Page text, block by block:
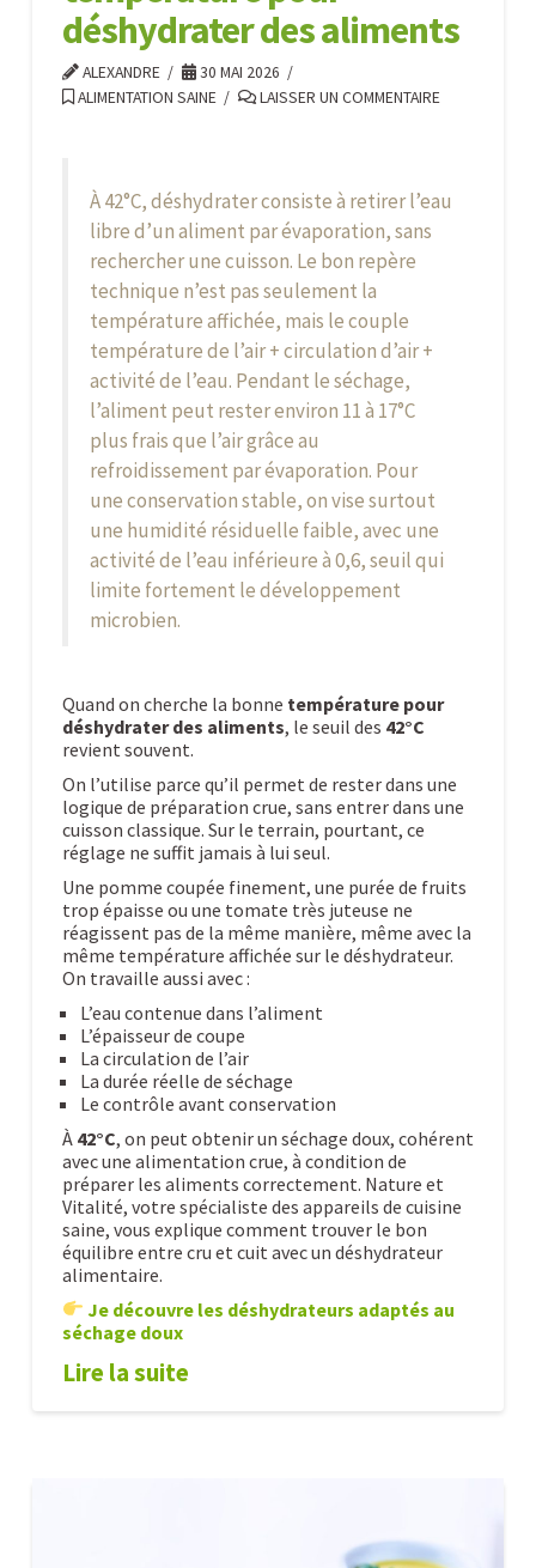
déshydrater des aliments
ALEXANDRE
30 MAI 2026
ALIMENTATION SAINE
LAISSER UN COMMENTAIRE
À42°C, déshydrater consiste à retirer l’eau
libre d’un aliment par évaporation, sans
rechercher une cuisson. Le bon repère
technique n’est pas seulement la
température affichée, mais le couple
température de l’air + circulation d’air +
activité de l’eau. Pendant le séchage,
l’aliment peut rester environ 11 à 17°C
plus frais que l’airgrâce au
refroidissement par évaporation. Pour
une conservation stable, on vise surtout
une humidité résiduelle faible, avec une
activité de l’eau inférieure à 0,6, seuil qui
limite fortement le développement
microbien.
Quand on cherche la bonne température pour
déshydrater des aliments, le seuil des 42°C
revient souvent.
On l’utilise parce qu’il permet de rester dans une
logique de préparation crue, sans entrer dans une
cuisson classique. Sur le terrain, pourtant, ce
réglage ne suffit jamais à lui seul.
Une pomme coupée finement, une purée de fruits
trop épaisse ou une tomate très juteuse ne
réagissent pas de la même manière, même avec la
même température affichée sur le déshydrateur.
On travaille aussi avec :
L’eau contenue dans l’aliment
L’épaisseur de coupe
La circulation de l’air
La durée réelle de séchage
Le contrôle avant conservation
À 42°C, on peut obtenir un séchage doux, cohérent
avec une alimentation crue, à condition de
préparer les aliments correctement. Nature et
Vitalité, votre spécialiste des appareils de cuisine
saine, vous explique comment trouver le bon
équilibre entre cru et cuit avec un déshydrateur
alimentaire.
Je découvre les déshydrateurs adaptés au
séchage doux
Lire la suite
Déshydrater